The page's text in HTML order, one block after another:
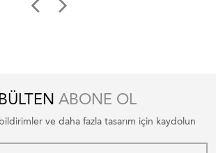
ABONE OL
ve daha fazla tasarım için kaydolun